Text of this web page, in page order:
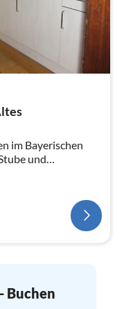
im Bayerischen
und
Buchen